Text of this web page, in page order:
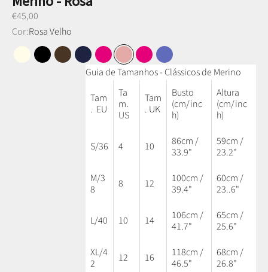
Preço promocional
€45,00
Cor:Rosa Velho
Branco Pérola
PretoCastanhoAzul Marinho
Rosa Fuschia
Rosa VelhoRosa Fuschia
Azul Ganga
Guia de Tamanhos - Clássicos de Merino
Tam
. EU
Ta
m.
US
Tam
. UK
Busto
(cm/inc
h)
Altura
(cm/inc
h)
S/36 4 10
86cm /
33.9"
59cm /
23.2"
M/3
8
8 12
100cm /
39.4"
60cm /
23..6"
L/40 10 14
106cm /
41.7"
65cm /
25.6"
XL/4
2
12 16
118cm /
46.5"
68cm /
26.8"